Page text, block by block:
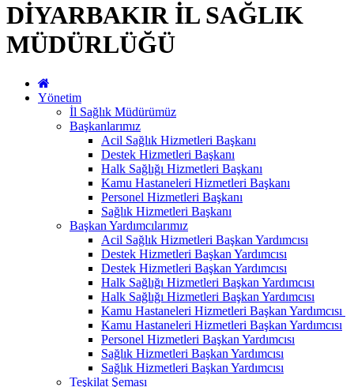
DİYARBAKIR İL SAĞLIK
MÜDÜRLÜĞÜ
Yönetim
İl Sağlık Müdürümüz
Başkanlarımız
Acil Sağlık Hizmetleri Başkanı
Destek Hizmetleri Başkanı
Halk Sağlığı Hizmetleri Başkanı
Kamu Hastaneleri Hizmetleri Başkanı
Personel Hizmetleri Başkanı
Sağlık Hizmetleri Başkanı
Başkan Yardımcılarımız
Acil Sağlık Hizmetleri Başkan Yardımcısı
Destek Hizmetleri Başkan Yardımcısı
Destek Hizmetleri Başkan Yardımcısı
Halk Sağlığı Hizmetleri Başkan Yardımcısı
Halk Sağlığı Hizmetleri Başkan Yardımcısı
Kamu Hastaneleri Hizmetleri Başkan Yardımcısı ​
Kamu Hastaneleri Hizmetleri Başkan Yardımcısı
Personel Hizmetleri Başkan Yardımcısı
Sağlık Hizmetleri Başkan Yardımcısı
Sağlık Hizmetleri Başkan Yardımcısı
Teşkilat Şeması